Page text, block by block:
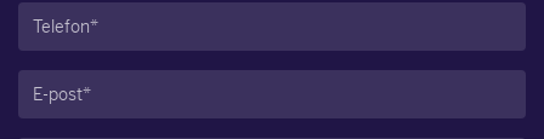
Telefon(Obligatoriskt)
E-
post(Obligatoriskt)